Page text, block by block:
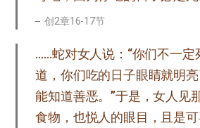
创2章16-17节
……蛇对女人说：“你们不一定
道，你们吃的日子眼睛就明
能知道善恶。”于是，女人见
食物，也悦人的眼目，且是